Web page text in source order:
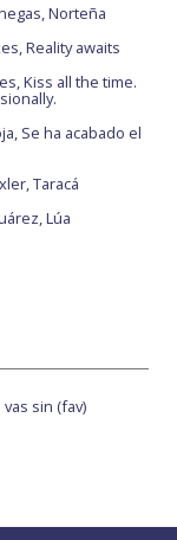
Norteña
Reality awaits
Kiss all the time.
Se ha acabado el
Taracá
Lúa
vas sin (fav)